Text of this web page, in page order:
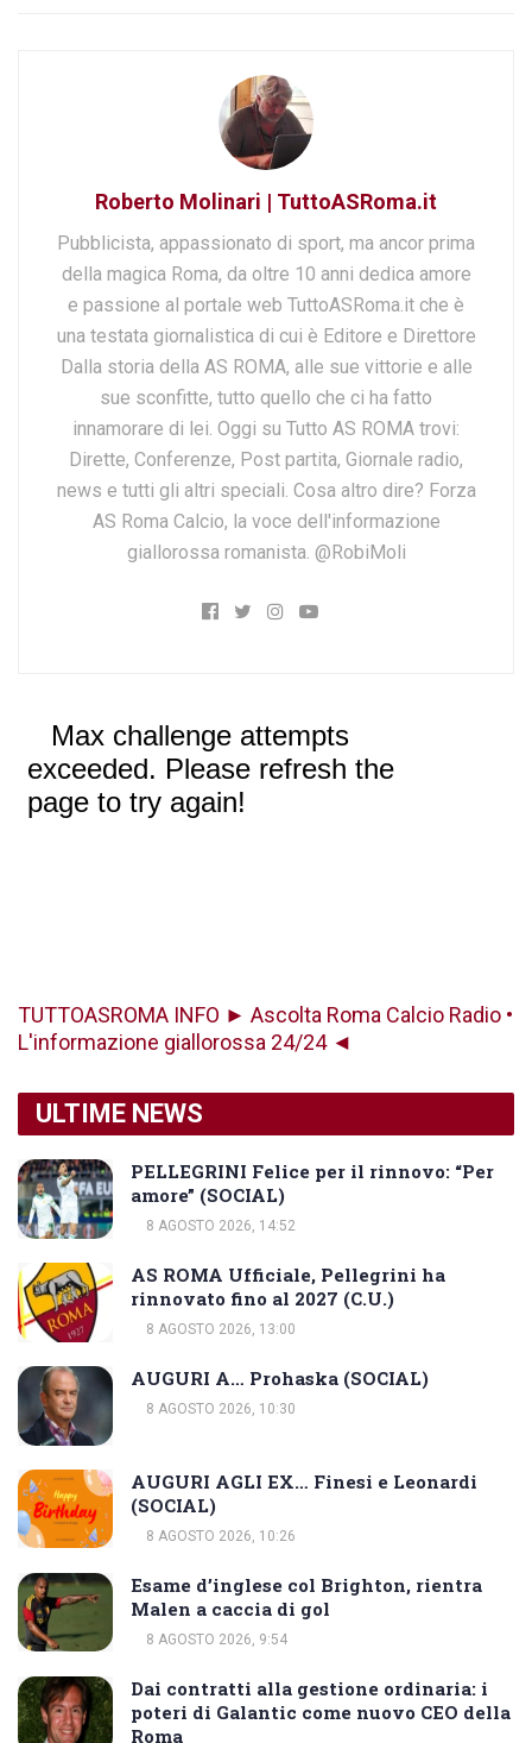
Roberto Molinari | TuttoASRoma.it
Pubblicista, appassionato di sport, ma ancor prima
della magica Roma, da oltre 10 anni dedica amore
e passione al portale web TuttoASRoma.it che è
una testata giornalistica di cui è Editore e Direttore
Dalla storia della AS ROMA, alle sue vittorie e alle
sue sconfitte, tutto quello che ci ha fatto
innamorare di lei. Oggi su Tutto AS ROMA trovi:
Dirette, Conferenze, Post partita, Giornale radio,
news e tutti gli altri speciali. Cosa altro dire? Forza
AS Roma Calcio, la voce dell'informazione
giallorossa romanista. @RobiMoli
TUTTOASROMA INFO ► Ascolta Roma Calcio Radio •
L'informazione giallorossa 24/24 ◄
ULTIME NEWS
PELLEGRINI Felice per il rinnovo: “Per
amore” (SOCIAL)
8 AGOSTO 2026, 14:52
AS ROMA Ufficiale, Pellegrini ha
rinnovato fino al 2027 (C.U.)
8 AGOSTO 2026, 13:00
AUGURI A… Prohaska (SOCIAL)
8 AGOSTO 2026, 10:30
AUGURI AGLI EX… Finesi e Leonardi
(SOCIAL)
8 AGOSTO 2026, 10:26
Esame d’inglese col Brighton, rientra
Malen a caccia di gol
8 AGOSTO 2026, 9:54
Dai contratti alla gestione ordinaria: i
poteri di Galantic come nuovo CEO della
Roma